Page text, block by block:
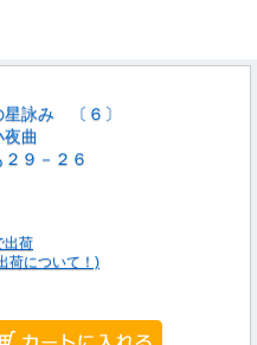
星詠み 〔６〕
夜曲
９－２６
出荷
荷について！)